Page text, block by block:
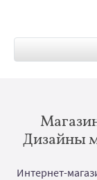
Дизайны
Интернет-